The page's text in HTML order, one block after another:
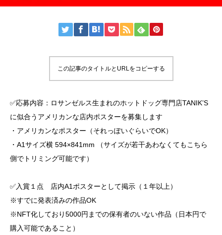
この記事のタイトルとURLをコピーする
✅応募内容：ロサンゼルス生まれのホットドッグ専門店TANIK’S
に似合うアメリカンな店内ポスターを募集します
・アメリカンなポスター（それっぽいぐらいでOK）
・A1サイズ横 594×841mm （サイズが若干あわなくてもこちら
側でトリミング可能です）
✅入賞１点 店内A1ポスターとして掲示（１年以上）
※すでに発表済みの作品OK
※NFT化しており5000円までの保有者のいない作品（日本円で
購入可能であること）